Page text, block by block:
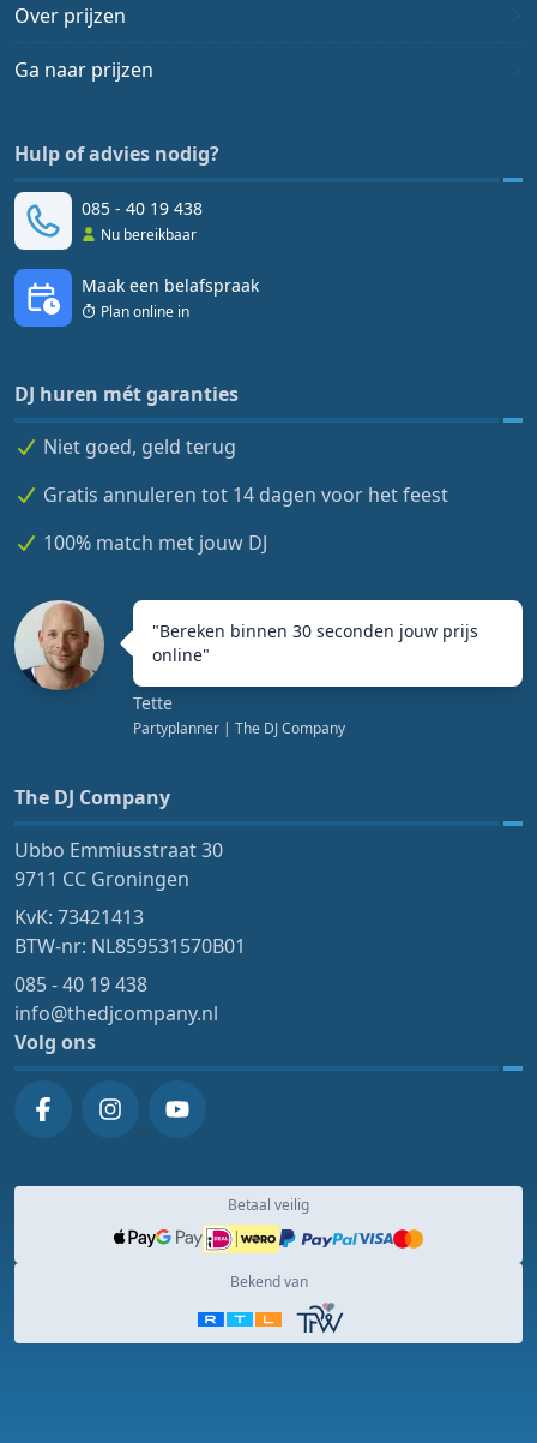
Over prijzen
Ga naar prijzen
Hulp of advies nodig?
085 - 40 19 438
Nu bereikbaar
Maak een belafspraak
Plan online in
DJ huren mét garanties
Niet goed, geld terug
Gratis annuleren tot 14 dagen voor het feest
100% match met jouw DJ
"Bereken binnen 30 seconden jouw prijs
online"
Tette
Partyplanner | The DJ Company
The DJ Company
Ubbo Emmiusstraat 30
9711 CC Groningen
KvK: 73421413
BTW-nr: NL859531570B01
085 - 40 19 438
info@thedjcompany.nl
Volg ons
Betaal veilig
Bekend van